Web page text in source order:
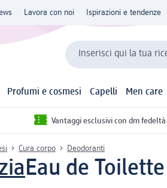
Lavora con noi Ispirazioni e tendenze
Inserisci qui la tua
Profumi e cosmesi Capelli Men care
Vantaggi esclusivi con dm fedeltà
Cura corpo Deodoranti
Eau de